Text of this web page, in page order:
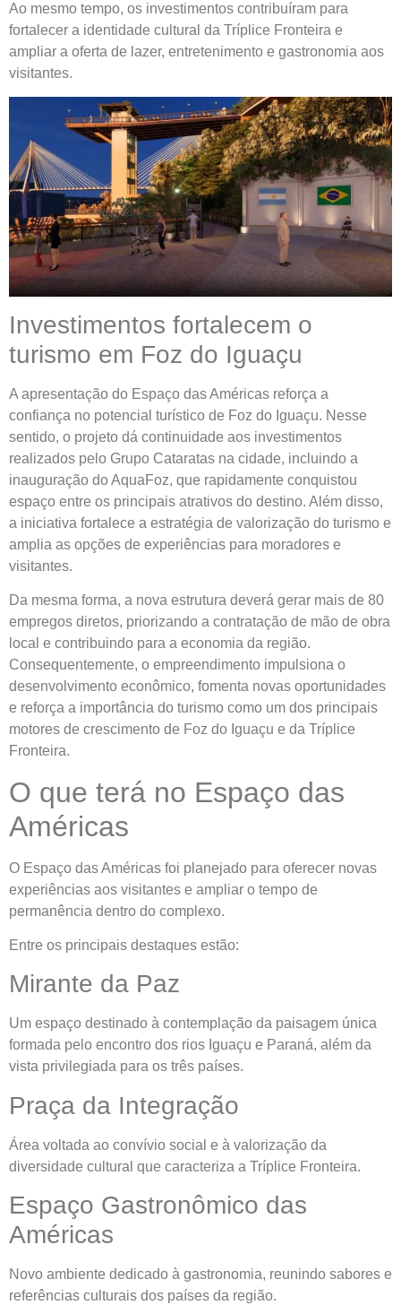
Ao mesmo tempo, os investimentos contribuíram para
fortalecer a identidade cultural da Tríplice Fronteira e
ampliar a oferta de lazer, entretenimento e gastronomia aos
visitantes.
Investimentos fortalecem o
turismo em Foz do Iguaçu
A apresentação do Espaço das Américas reforça a
confiança no potencial turístico de Foz do Iguaçu. Nesse
sentido, o projeto dá continuidade aos investimentos
realizados pelo Grupo Cataratas na cidade, incluindo a
inauguração do AquaFoz, que rapidamente conquistou
espaço entre os principais atrativos do destino. Além disso,
a iniciativa fortalece a estratégia de valorização do turismo e
amplia as opções de experiências para moradores e
visitantes.
Da mesma forma, a nova estrutura deverá gerar mais de 80
empregos diretos, priorizando a contratação de mão de obra
local e contribuindo para a economia da região.
Consequentemente, o empreendimento impulsiona o
desenvolvimento econômico, fomenta novas oportunidades
e reforça a importância do turismo como um dos principais
motores de crescimento de Foz do Iguaçu e da Tríplice
Fronteira.
O que terá no Espaço das
Américas
O Espaço das Américas foi planejado para oferecer novas
experiências aos visitantes e ampliar o tempo de
permanência dentro do complexo.
Entre os principais destaques estão:
Mirante da Paz
Um espaço destinado à contemplação da paisagem única
formada pelo encontro dos rios Iguaçu e Paraná, além da
vista privilegiada para os três países.
Praça da Integração
Área voltada ao convívio social e à valorização da
diversidade cultural que caracteriza a Tríplice Fronteira.
Espaço Gastronômico das
Américas
Novo ambiente dedicado à gastronomia, reunindo sabores e
referências culturais dos países da região.